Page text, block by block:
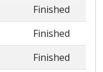
Finished
Finished
Finished